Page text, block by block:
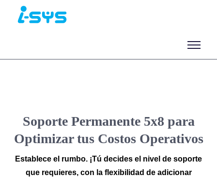
Soporte Permanente 5x8 para
Optimizar tus Costos Operativos
Establece el rumbo. ¡Tú decides el nivel de soporte
que requieres, con la flexibilidad de adicionar